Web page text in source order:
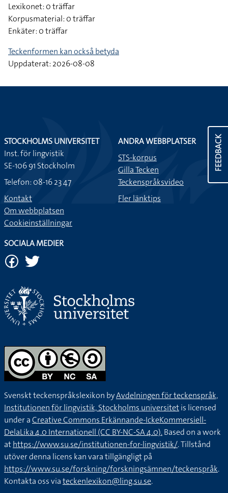
Lexikonet: 0 träffar
Korpusmaterial: 0 träffar
Enkäter: 0 träffar
Teckenformen kan också betyda
Uppdaterat: 2026-08-08
FEEDBACK
STOCKHOLMS UNIVERSITET
Inst. för lingvistik
SE-106 91 Stockholm
Telefon: 08-16 23 47
Kontakt
Om webbplatsen
Cookieinställningar
ANDRA WEBBPLATSER
STS-korpus
Gilla Tecken
Teckenspråksvideo
Fler länktips
SOCIALA MEDIER
Svenskt teckenspråkslexikon byAvdelningen för teckenspråk,
Institutionen för lingvistik, Stockholms universitetis licensed
under aCreative Commons Erkännande-IckeKommersiell-
DelaLika 4.0 Internationell (CC BY-NC-SA 4.0).Based on a work
athttps://www.su.se/institutionen-for-lingvistik/. Tillstånd
utöver denna licens kan vara tillgängligt på
https://www.su.se/forskning/forskningsämnen/teckenspråk.
Kontakta oss viateckenlexikon@ling.su.se.